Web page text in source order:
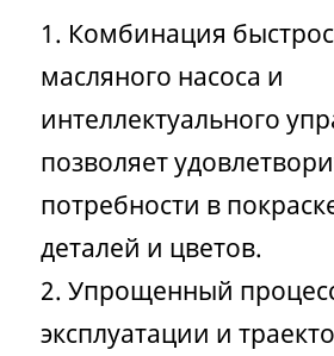
1. Комбинация
масляного насоса и
интеллектуального
позволяет
потребности в
деталей и цветов.
2. Упрощенный
эксплуатации и